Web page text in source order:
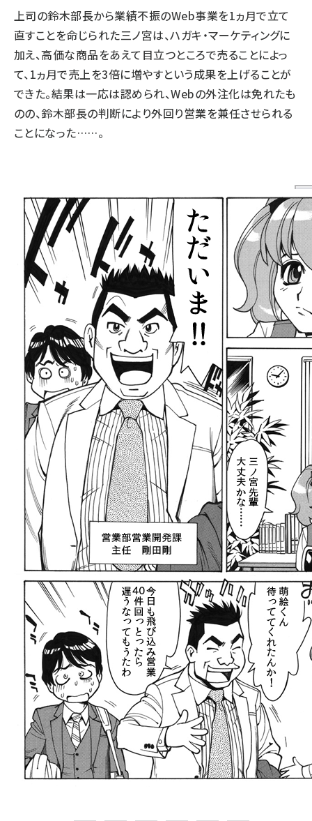
上司の鈴木部長から業績不振のWeb事業を1ヵ月で立て
直すことを命じられた三ノ宮は、ハガキ・マーケティングに
加え、高価な商品をあえて目立つところで売ることによっ
て、1ヵ月で売上を3倍に増やすという成果を上げることが
できた。結果は一応は認められ、Webの外注化は免れたも
のの、鈴木部長の判断により外回り営業を兼任させられる
ことになった……。